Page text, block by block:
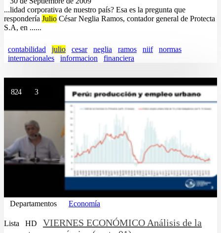
...lidad corporativa de nuestro país? Esa es la pregunta que
respondería Julio César Neglia Ramos, contador general de Protecta
S.A, en ......
contabilidad julio cesar neglia ramos niif
normas
internacionales
informacion financiera
824 3
Departamentos Economía
Lista HD
VIERNES ECONÓMICO Análisis de la